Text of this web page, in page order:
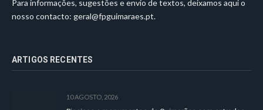
Para informações, sugestões e envio de textos, deixamos aqui o
nosso contacto: geral@fpguimaraes.pt.
ARTIGOS RECENTES
10 AGOSTO, 2026